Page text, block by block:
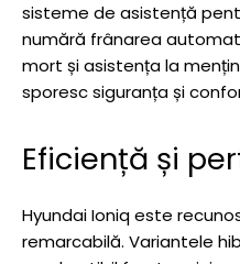
sisteme de asistență
numără frânarea
mort și asistența la
sporesc siguranța și
Eficiență și
Hyundai Ioniq este
remarcabilă. Variantele